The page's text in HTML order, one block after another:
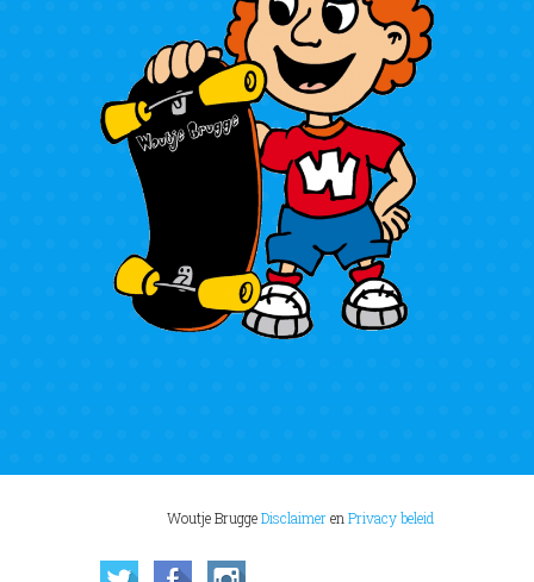
Woutje BruggeDisclaimeren Privacy beleid